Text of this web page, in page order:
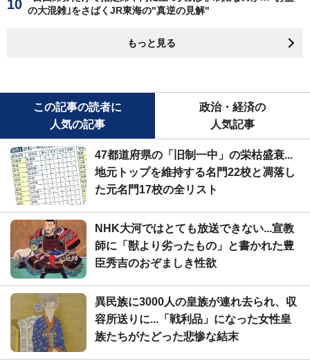
の大混雑｣をさばくJR東海の"真逆の見解"
もっと見る
この記事の読者に
人気の記事
政治・経済の
人気記事
47都道府県の「旧制一中」の栄枯盛衰...
地元トップを維持する名門22校と凋落し
た元名門17校の全リスト
NHK大河ではとても放送できない...宣教
師に「獣より劣ったもの」と書かれた豊
臣秀吉のおぞましき性欲
異民族に3000人の皇族が連れ去られ、収
容所送りに...「戦利品」になった女性皇
族たちがたどった悲惨な結末